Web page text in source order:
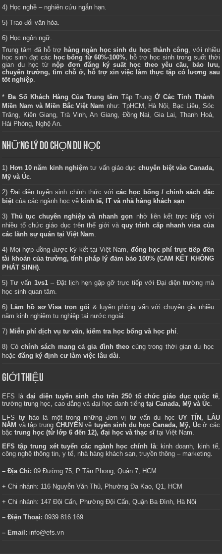
4) Học nghề – nghiên cứu ngắn hạn.
5) Trao đổi văn hóa.
6) Học ngôn ngữ.
Trung tâm đã hỗ trợ hàng ngàn học sinh du học thành công, với nhiều
học sinh đạt các học bổng từ 60%-100%, hỗ trợ học sinh trong suốt thời
gian du học từ nộp đơn đăng ký suất học theo yêu cầu, bảo lưu,
chuyển trường, tìm chỗ ở, hỗ trợ xin việc làm thực tập có lương sau
tốt nghiệp.
* Đa Số Khách Hàng Của Trung tâm Tập TrungỞ Các Tỉnh Thành
Miền Nam và Miền Bắc Việt Nam như: TpHCM, Hà Nội, Bạc Liêu, Sóc
Trăng, Kiên Giang, Trà Vinh, An Giang, Đồng Nai, Gia Lai, Thanh Hoá,
Hải Phòng, Nghệ An.
NHỮNG LÝ DO CHỌN DU HỌC
1) Hơn 10 năm kinh nghiệm tư vấn giáo dục chuyên biệt vào Canada,
Mỹ và Úc.
2) Đại diện tuyển sinh chính thức vớicác học bổng / chính sách đặc
biệt của các ngành học về kinh tế, IT và nhà hàng khách sạn.
3) Thủ tục chuyên nghiệp và nhanh gọn nhờ liên kết trực tiếp với
nhiều tổ chức giáo dục trên thế giới vàquy trình cấp nhanh visa của
các lãnh sự quán tại Việt Nam.
4) Mọi hợp đồng được ký kết tại Việt Nam, đóng học phí trực tiếp đến
tài khoản của trường, tính pháp lý đảm bảo 100% (CAM KẾT KHÔNG
PHÁT SINH).
5) Tư vấn 1vs1– Đặt lịch hẹn gặp gỡ trực tiếp với Đại diện trường mà
học sinh quan tâm.
6) Làm hồ sơ Visa trọn gói & luyện phỏng vấn với chuyên gia nhiều
năm kinh nghiệm tu nghiệp tại nước ngoài.
7) Miễn phí dịch vụ tư vấn, kiểm tra học bổng và học phí.
8) Cóchính sách mang cả gia đình theocùng trong thời gian du học
hoặcđăng ký định cư làm việc lâu dài.
GIỚI THIỆU
EFS làđại diện tuyển sinh cho trên 250 tổ chức giáo dục quốc tế,
trường trung học, cao đẳng và đại học danh tiếng tại Canada, Mỹ và Úc.
EFS tự hào là một trong những đơn vị tư vấn du học UY TÍN, LÂU
NĂM và tập trung CHUYÊN về tuyển sinh du học Canada, Mỹ, Úcở các
bậctrung học (từ lớp 6 đến 12), đại học và thạc sĩtại Việt Nam.
EFS tập trung xét tuyển các ngành học chính là: kinh doanh, kinh tế,
công nghệ thông tin, y tế, nhà hàng khách sạn, truyền thông – marketing.
– Địa Chỉ: 09 Đường 75, P Tân Phong, Quận 7, HCM
+ Chi nhánh: 116 Nguyễn Văn Thủ, Phường Đa Kao, Q1, HCM
+ Chi nhánh: 147 Đội Cấn, Phường Đội Cấn, Quận Ba Đình, Hà Nội
– Điện Thoại: 0939 816 169
– Email: info@efs.vn